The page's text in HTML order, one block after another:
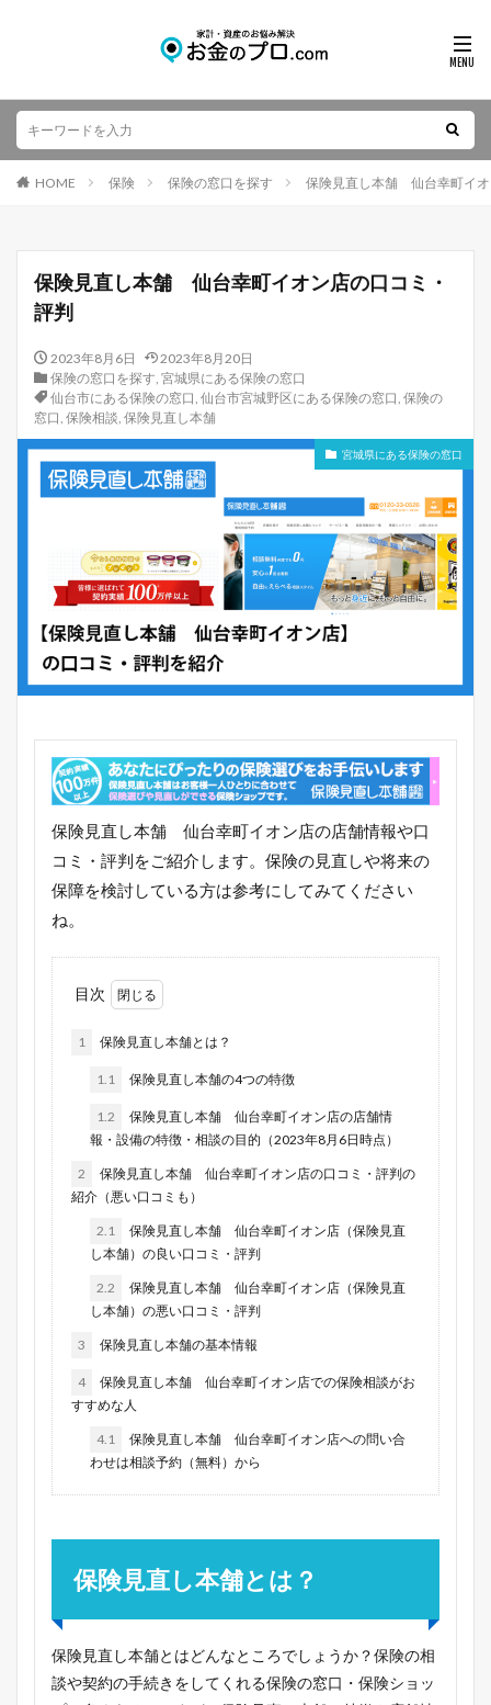
HOME 保険 保険の窓口を探す 保険見直し本舗 仙台幸町イ
保険見直し本舗 仙台幸町イオン店の口コミ・
評判
2023年8月6日
2023年8月20日
保険の窓口を探す, 宮城県にある保険の窓口
仙台市にある保険の窓口, 仙台市宮城野区にある保険の窓口, 保険の
窓口, 保険相談, 保険見直し本舗
宮城県にある保険の窓口
保険見直し本舗 仙台幸町イオン店の店舗情報や口
コミ・評判をご紹介します。保険の見直しや将来の
保障を検討している方は参考にしてみてください
ね。
目次
1 保険見直し本舗とは？
1.1 保険見直し本舗の4つの特徴
1.2
保険見直し本舗 仙台幸町イオン店の店舗情
報・設備の特徴・相談の目的（2023年8月6日時点）
2
保険見直し本舗 仙台幸町イオン店の口コミ・評判の
紹介（悪い口コミも）
2.1
保険見直し本舗 仙台幸町イオン店（保険見直
し本舗）の良い口コミ・評判
2.2
保険見直し本舗 仙台幸町イオン店（保険見直
し本舗）の悪い口コミ・評判
3 保険見直し本舗の基本情報
4
保険見直し本舗 仙台幸町イオン店での保険相談がお
すすめな人
4.1
保険見直し本舗 仙台幸町イオン店への問い合
わせは相談予約（無料）から
保険見直し本舗とは？
保険見直し本舗とはどんなところでしょうか？保険の相
談や契約の手続きをしてくれる保険の窓口・保険ショッ